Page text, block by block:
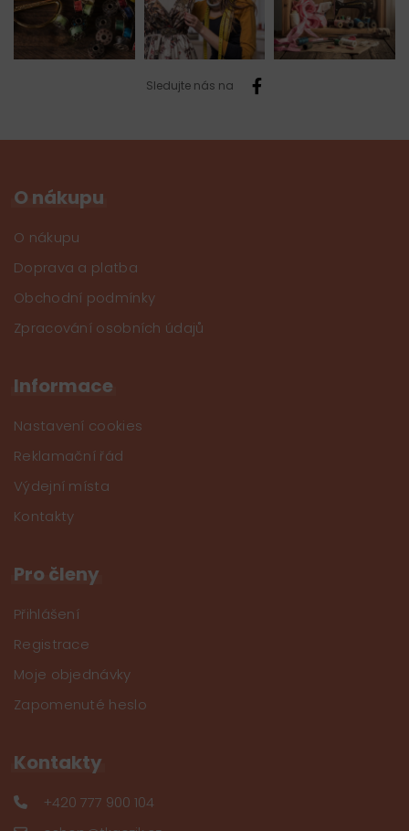
Sledujte nás na
O nákupu
O nákupu
Doprava a platba
Obchodní podmínky
Zpracování osobních údajů
Informace
Nastavení cookies
Reklamační řád
Výdejní místa
Kontakty
Pro členy
Přihlášení
Registrace
Moje objednávky
Zapomenuté heslo
Kontakty
+420 777 900 104